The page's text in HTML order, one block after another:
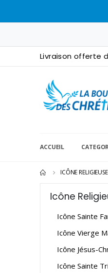
Livraison offerte
ACCUEIL
ICÔNE RELIGIEUSE
Icône
Icône Sainte
Icône Vierge
Icône Jésus-
Icône Sainte